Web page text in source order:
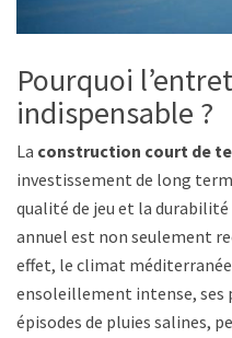
Pourquoi
indispensable ?
La construction court de
investissement de long
qualité de jeu et la
annuel est non seulement
effet, le climat
ensoleillement intense, ses
épisodes de pluies salines,